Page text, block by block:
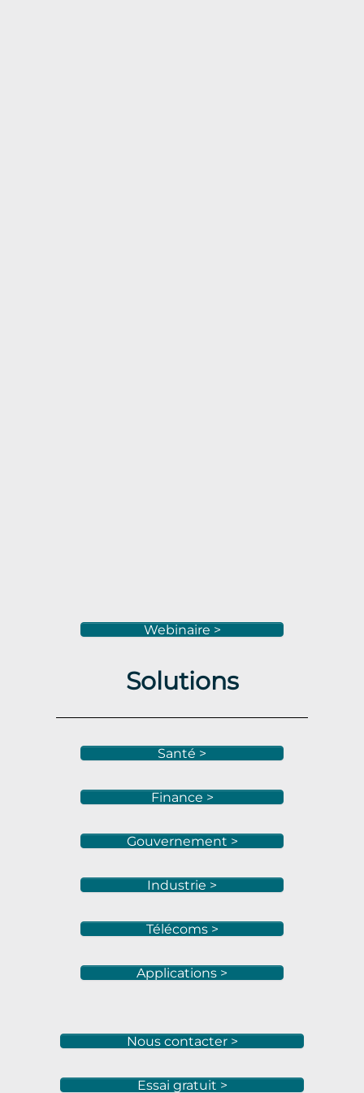
Webinaire >
Solutions
Santé >
Finance >
Gouvernement >
Industrie >
Télécoms >
Applications >
Nous contacter >
Essai gratuit >